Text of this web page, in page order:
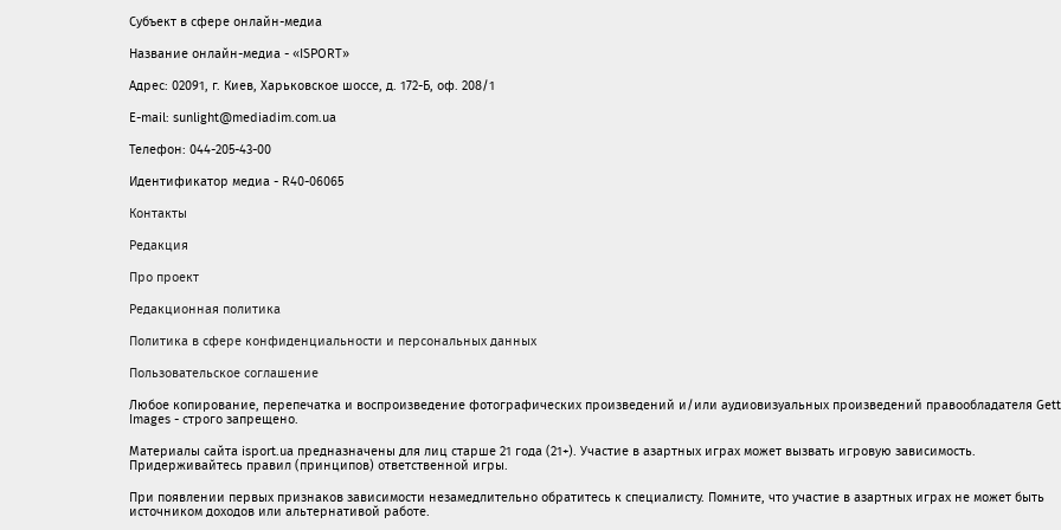
Субъект в сфере онлайн-медиа
Название онлайн-медиа - «ISPORT»
Адрес: 02091, г. Киев, Харьковское шоссе, д. 172-Б, оф. 208/1
E-mail: sunlight@mediadim.com.ua
Телефон: 044-205-43-00
Идентификатор медиа - R40-06065
Контакты
Редакция
Про проект
Редакционная политика
Политика в сфере конфиденциальности и персональных данных
Пользовательское соглашение
Любое копирование, перепечатка и воспроизведение фотографических произведений и/или аудиовизуальных произведений правообладателя
Images - строго запрещено.
Материалы сайта isport.ua предназначены для лиц старше 21 года (21+). Участие в азартных играх может вызвать игровую зависимость.
Придерживайтесь правил (принципов) ответственной игры.
При появлении первых признаков зависимости незамедлительно обратитесь к специалисту. Помните, что участие в азартных играх не может быть
источником доходов или альтернативой работе.